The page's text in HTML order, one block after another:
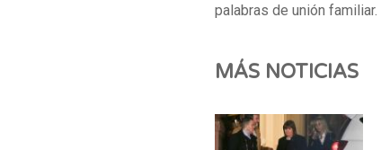
palabras de unión familiar.
MÁS NOTICIAS